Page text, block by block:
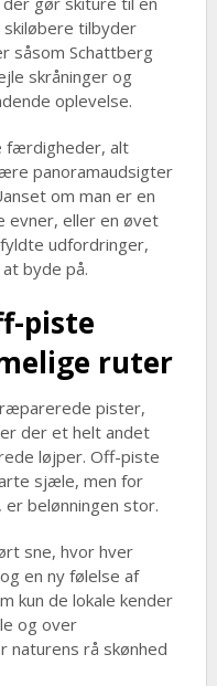
tilbyder
såsom Schattberg
skråninger og
oplevelse.
færdigheder, alt
panoramaudsigter
om man er en
evner, eller en øvet
udfordringer,
byde på.
piste
ruter
pister,
der et helt andet
løjper. Off-piste
sjæle, men for
belønningen stor.
sne, hvor hver
en ny følelse af
kun de lokale kender
og over
naturens rå skønhed